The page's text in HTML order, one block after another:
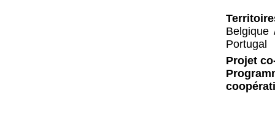
Belgique
Portugal
Projet